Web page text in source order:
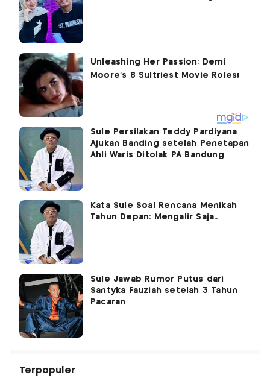
Sule Persilakan Teddy Pardiyana
Ajukan Banding setelah Penetapan
Ahli Waris Ditolak PA Bandung
Kata Sule Soal Rencana Menikah
Tahun Depan: Mengalir Saja..
Sule Jawab Rumor Putus dari
Santyka Fauziah setelah 3 Tahun
Pacaran
Terpopuler